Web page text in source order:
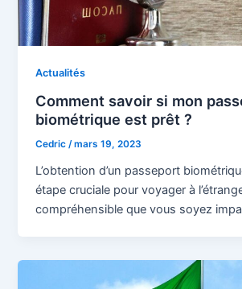
Actualités
Comment savoir si mon
biométrique est prêt ?
Cedric/mars 19, 2023
L’obtention d’un passeport
étape cruciale pour voyager à
compréhensible que vous soyez